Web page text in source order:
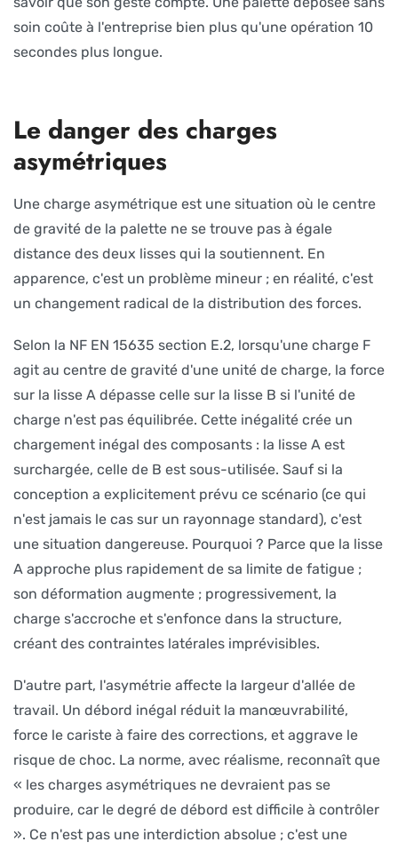
soin coûte à l'entreprise bien plus qu'une opération 10
secondes plus longue.
Le danger des charges
asymétriques
Une charge asymétrique est une situation où le centre
de gravité de la palette ne se trouve pas à égale
distance des deux lisses qui la soutiennent. En
apparence, c'est un problème mineur ; en réalité, c'est
un changement radical de la distribution des forces.
Selon la NF EN 15635 section E.2, lorsqu'une charge F
agit au centre de gravité d'une unité de charge, la force
sur la lisse A dépasse celle sur la lisse B si l'unité de
charge n'est pas équilibrée. Cette inégalité crée un
chargement inégal des composants : la lisse A est
surchargée, celle de B est sous-utilisée. Sauf si la
conception a explicitement prévu ce scénario (ce qui
n'est jamais le cas sur un rayonnage standard), c'est
une situation dangereuse. Pourquoi ? Parce que la lisse
A approche plus rapidement de sa limite de fatigue ;
son déformation augmente ; progressivement, la
charge s'accroche et s'enfonce dans la structure,
créant des contraintes latérales imprévisibles.
D'autre part, l'asymétrie affecte la largeur d'allée de
travail. Un débord inégal réduit la manœuvrabilité,
force le cariste à faire des corrections, et aggrave le
risque de choc. La norme, avec réalisme, reconnaît que
« les charges asymétriques ne devraient pas se
produire, car le degré de débord est difficile à contrôler
». Ce n'est pas une interdiction absolue ; c'est une